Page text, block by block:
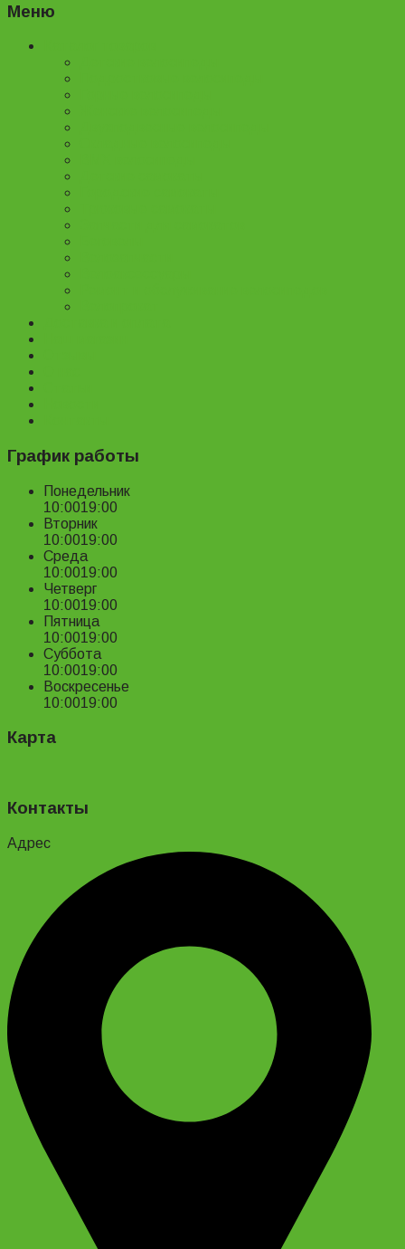
Меню
График работы
Понедельник
10:0019:00
Вторник
10:0019:00
Среда
10:0019:00
Четверг
10:0019:00
Пятница
10:0019:00
Суббота
10:0019:00
Воскресенье
10:0019:00
Карта
Контакты
Адрес